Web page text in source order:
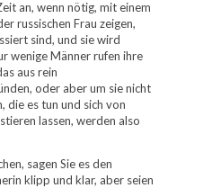
an, wenn nötig, mit einem
russischen Frau zeigen,
sind, und sie wird
wenige Männer rufen ihre
aus rein
oder aber um sie nicht
die es tun und sich von
lassen, werden also
sagen Sie es den
klipp und klar, aber seien